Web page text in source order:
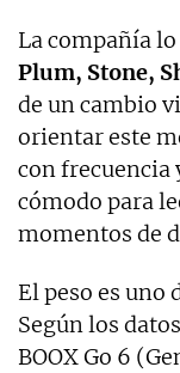
La compañía
Plum, Stone,
de un cambio
orientar este
con frecuencia
cómodo para
momentos de
El peso es uno
Según los
BOOX Go 6